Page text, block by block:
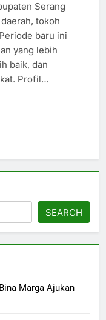
Serang
tokoh
baru ini
yang lebih
baik, dan
Profil…
SEARCH
Marga Ajukan